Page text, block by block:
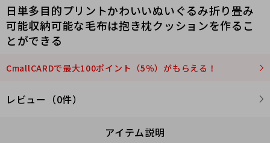
日単多目的プリントかわいいぬいぐるみ折り畳み
可能収納可能な毛布は抱き枕クッションを作るこ
とができる
CmallCARDで最大100ポイント（5％）がもらえる！
レビュー（0件）
アイテム説明